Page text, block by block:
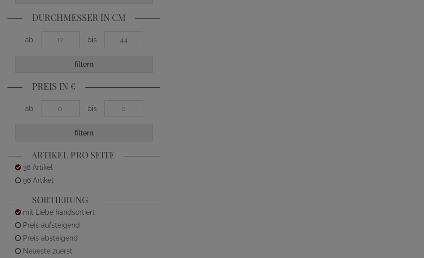
DURCHMESSER IN CM
ab bis
filtern
PREIS IN €
ab bis
filtern
ARTIKEL PRO SEITE
36 Artikel
96 Artikel
SORTIERUNG
mit Liebe handsortiert
Preis aufsteigend
Preis absteigend
Neueste zuerst